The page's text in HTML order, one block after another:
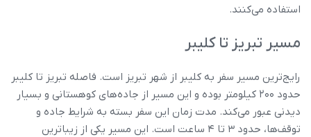
استفاده می‌کنند.
مسیر تبریز تا کلیبر
رایج‌ترین مسیر سفر به کلیبر از شهر تبریز است. فاصله تبریز تا کلیبر
حدود ۲۰۰ کیلومتر بوده و این مسیر از جاده‌های کوهستانی و بسیار
دیدنی عبور می‌کند. مدت زمان این سفر بسته به شرایط جاده و
توقف‌ها، حدود ۳ تا ۴ ساعت است. این مسیر یکی از زیباترین